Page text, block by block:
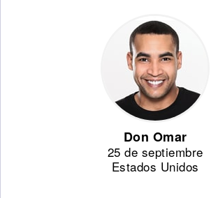
Don Omar
25 de septiembre
Estados Unidos